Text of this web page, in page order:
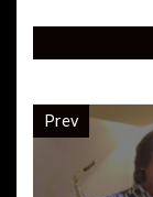
Prev